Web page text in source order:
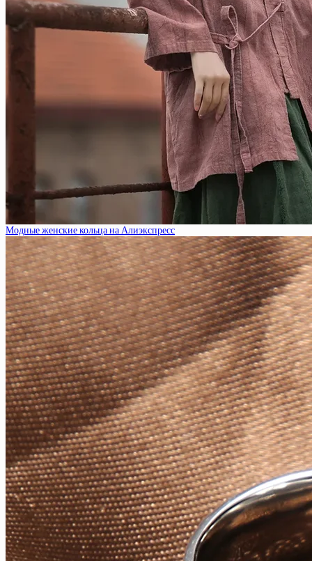
Модные женские кольца на Алиэкспресс